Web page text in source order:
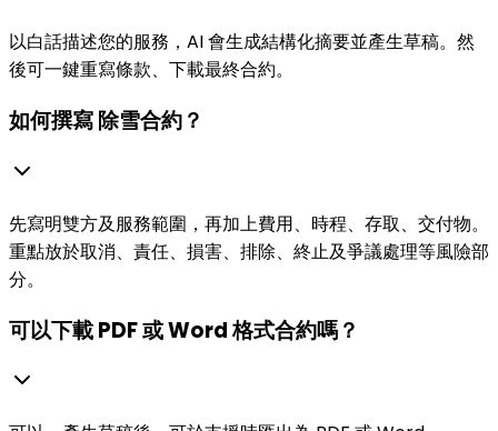
以白話描述您的服務，AI 會生成結構化摘要並產生草稿。然
後可一鍵重寫條款、下載最終合約。
如何撰寫 除雪合約？
先寫明雙方及服務範圍，再加上費用、時程、存取、交付物。
重點放於取消、責任、損害、排除、終止及爭議處理等風險部
分。
可以下載 PDF 或 Word 格式合約嗎？